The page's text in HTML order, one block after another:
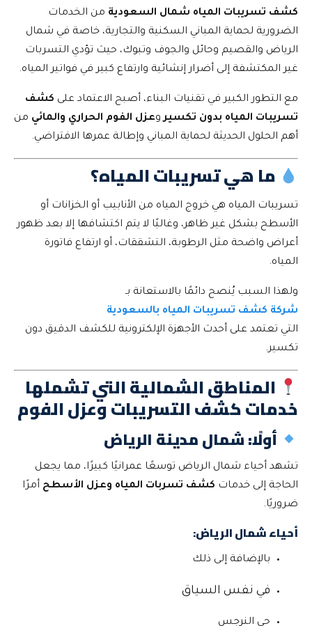
كشف تسريبات المياه شمال السعودية من الخدمات
الضرورية لحماية المباني السكنية والتجارية، خاصة في شمال
الرياض والقصيم وحائل والجوف وتبوك، حيث تؤدي التسربات
غير المكتشفة إلى أضرار إنشائية وارتفاع كبير في فواتير المياه.
مع التطور الكبير في تقنيات البناء، أصبح الاعتماد على كشف
تسريبات المياه بدون تكسيروعزل الفوم الحراري والمائي من
أهم الحلول الحديثة لحماية المباني وإطالة عمرها الافتراضي.
ما هي تسريبات المياه؟
تسريبات المياه هي خروج المياه من الأنابيب أو الخزانات أو
الأسطح بشكل غير ظاهر، وغالبًا لا يتم اكتشافها إلا بعد ظهور
أعراض واضحة مثل الرطوبة، التشققات، أو ارتفاع فاتورة
المياه.
ولهذا السبب يُنصح دائمًا بالاستعانة بـ
شركة كشف تسريبات المياه بالسعودية
التي تعتمد على أحدث الأجهزة الإلكترونية للكشف الدقيق دون
تكسير.
المناطق الشمالية التي تشملها
خدمات كشف التسريبات وعزل الفوم
أولًا: شمال مدينة الرياض
تشهد أحياء شمال الرياض توسعًا عمرانيًا كبيرًا، مما يجعل
الحاجة إلى خدمات كشف تسربات المياه وعزل الأسطح أمرًا
ضروريًا.
أحياء شمال الرياض:
بالإضافة إلى ذلك
في نفس السياق
حي النرجس